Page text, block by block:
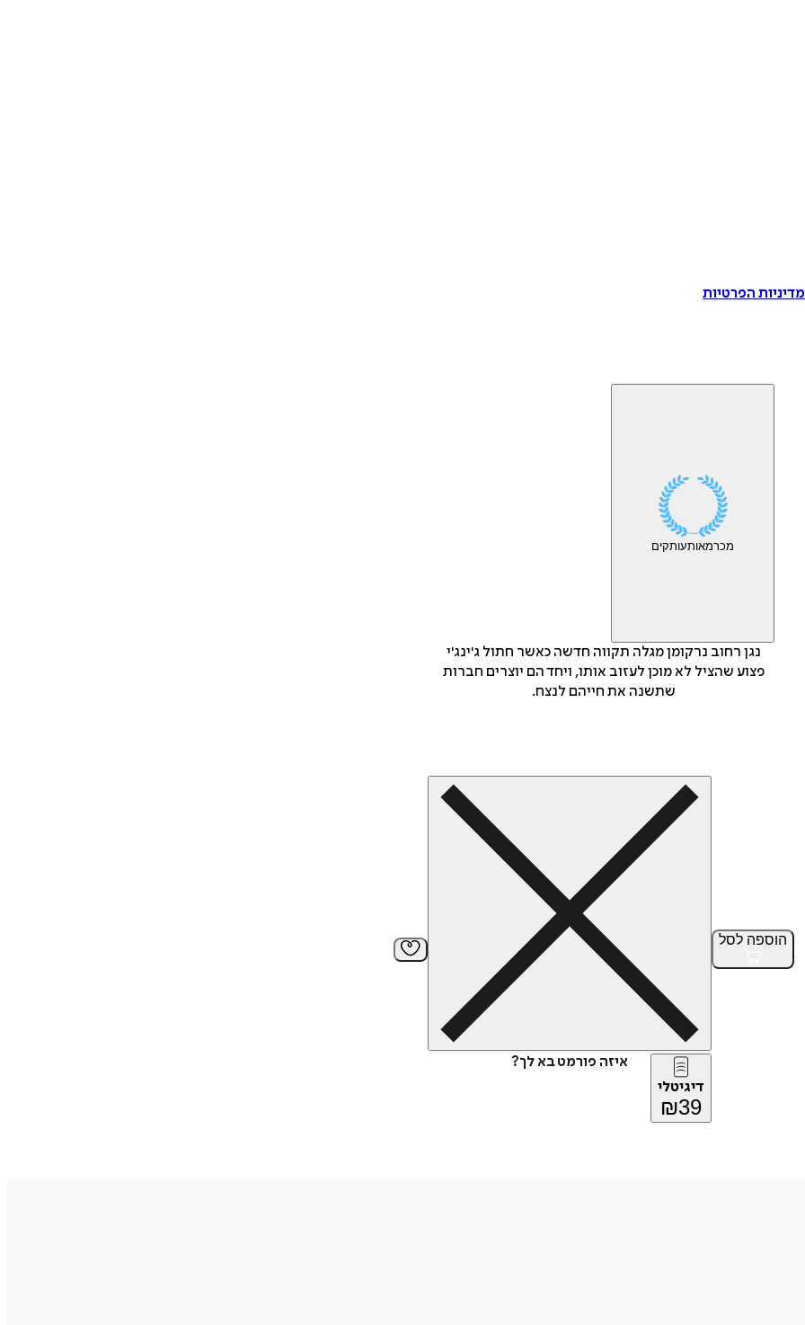
הפרטיות
מכרמאותעותקים
נגן רחוב נרקומן מגלה תקווה חדשה כאשר חתול ג'ינג'י
פצוע שהציל לא מוכן לעזוב אותו, ויחד הם יוצרים חברות
שתשנה את חייהם לנצח.
הוספה לסל
איזה פורמט בא לך?
דיגיטלי
₪39